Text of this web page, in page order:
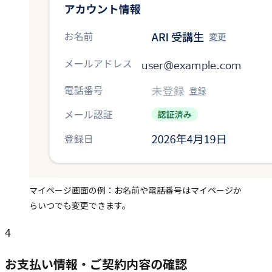
マイページ画面の例：お名前や電話番号はマイページか
らいつでも変更できます。
4
お支払い情報・ご契約内容の確認